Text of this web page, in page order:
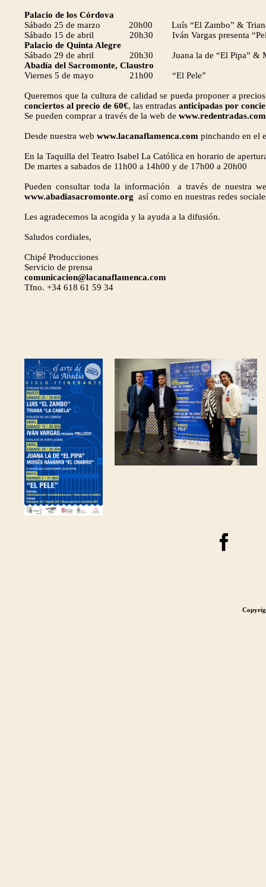
Palacio de los Córdova
Sábado 25 de marzo 20h00 Luís “El Zambo” & Triana
Sábado 15 de abril 20h30 Iván Vargas presenta
Palacio de Quinta Alegre
Sábado 29 de abril 20h30 Juana la de “El Pipa” &
Abadía del Sacromonte, Claustro
Viernes 5 de mayo 21h00 “El Pele”
Queremos que la cultura de calidad se pueda proponer a
conciertos al precio de 60€, las entradas anticipadas por
Se pueden comprar a través de la web de www.redentradas.com
Desde nuestra web www.lacanaflamenca.com pinchando en el
En la Taquilla del Teatro Isabel La Católica en horario de
De martes a sabados de 11h00 a 14h00 y de 17h00 a 20h00
Pueden consultar toda la información a través de nuestra
www.abadiasacromonte.org así como en nuestras redes
Les agradecemos la acogida y la ayuda a la difusión.
Saludos cordiales,
Chipé Producciones
Servicio de prensa
comunicacion@lacanaflamenca.com
Tfno. +34 618 61 59 34